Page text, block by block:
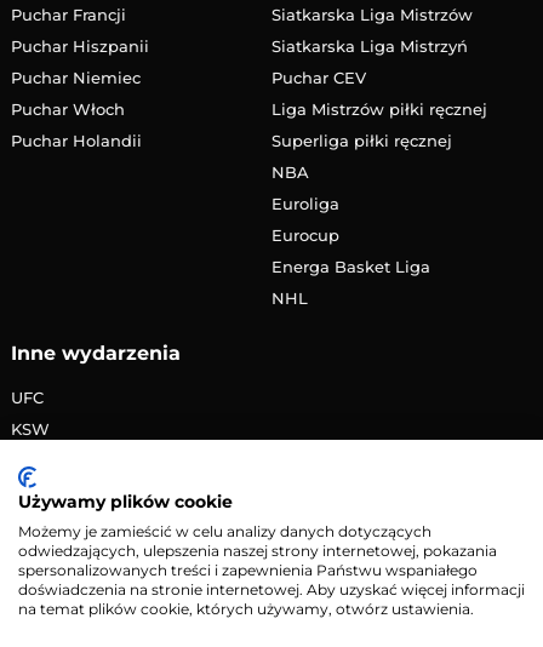
Puchar Francji
Puchar Hiszpanii
Puchar Niemiec
Puchar Włoch
Puchar Holandii
Siatkarska Liga Mistrzów
Siatkarska Liga Mistrzyń
Puchar CEV
Liga Mistrzów piłki ręcznej
Superliga piłki ręcznej
NBA
Euroliga
Eurocup
Energa Basket Liga
NHL
Inne wydarzenia
UFC
KSW
PRIME MMA
Żużlowa Ekstraliga
Speedway Grand Prix
Skoki narciarskie
Używamy plików cookie
Możemy je zamieścić w celu analizy danych dotyczących
odwiedzających, ulepszenia naszej strony internetowej, pokazania
spersonalizowanych treści i zapewnienia Państwu wspaniałego
doświadczenia na stronie internetowej. Aby uzyskać więcej informacji
na temat plików cookie, których używamy, otwórz ustawienia.